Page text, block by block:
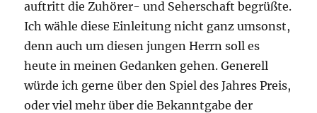
auftritt die Zuhörer- und Seherschaft begrüßte.
Ich wähle diese Einleitung nicht ganz umsonst,
denn auch um diesen jungen Herrn soll es
heute in meinen Gedanken gehen. Generell
würde ich gerne über den Spiel des Jahres Preis,
oder viel mehr über die Bekanntgabe der